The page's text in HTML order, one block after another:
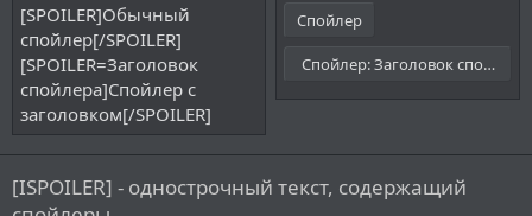
[SPOILER]Обычный
спойлер[/SPOILER]
[SPOILER=Заголовок
спойлера]Спойлер с
заголовком[/SPOILER]
Спойлер
Спойлер:Заголовок спойлера
[ISPOILER] - однострочный текст, содержащий